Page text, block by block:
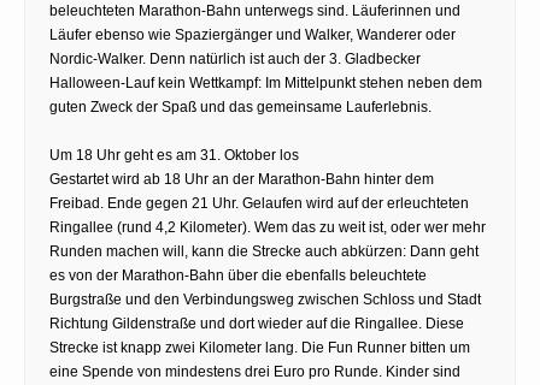
beleuchteten Marathon-Bahn unterwegs sind. Läuferinnen und
Läufer ebenso wie Spaziergänger und Walker, Wanderer oder
Nordic-Walker. Denn natürlich ist auch der 3. Gladbecker
Halloween-Lauf kein Wettkampf: Im Mittelpunkt stehen neben dem
guten Zweck der Spaß und das gemeinsame Lauferlebnis.
Um 18 Uhr geht es am 31. Oktober los
Gestartet wird ab 18 Uhr an der Marathon-Bahn hinter dem
Freibad. Ende gegen 21 Uhr. Gelaufen wird auf der erleuchteten
Ringallee (rund 4,2 Kilometer). Wem das zu weit ist, oder wer mehr
Runden machen will, kann die Strecke auch abkürzen: Dann geht
es von der Marathon-Bahn über die ebenfalls beleuchtete
Burgstraße und den Verbindungsweg zwischen Schloss und Stadt
Richtung Gildenstraße und dort wieder auf die Ringallee. Diese
Strecke ist knapp zwei Kilometer lang. Die Fun Runner bitten um
eine Spende von mindestens drei Euro pro Runde. Kinder sind